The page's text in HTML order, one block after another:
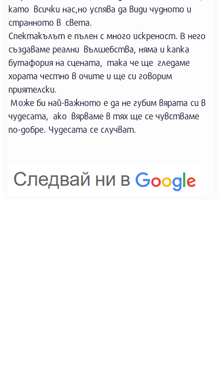
като всички нас,но успява да види чудното и
странното в света.
Спектакълът е пълен с много искреност. В него
създаваме реални вълшебства, няма и капка
бутафория на сцената, така че ще гледаме
хората честно в очите и ще си говорим
приятелски.
Може би най-важното е да не губим вярата си в
чудесата, ако вярваме в тях ще се чувстваме
по-добре. Чудесата се случват.